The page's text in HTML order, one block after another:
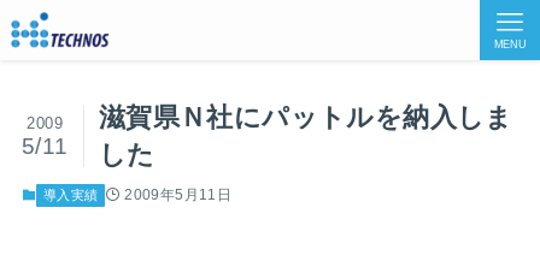
MENU
滋賀県Ｎ社にパットルを納入しま
した
2009
5/11
導入実績 2009年5月11日